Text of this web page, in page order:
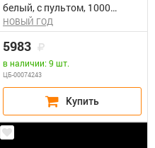
белый, с пультом, 1000
светодиодов, IP44, шнур 5м
прозрачный, ULD-S10000-
1000/DTA/RC Uniel
НОВЫЙ ГОД
5983
в наличии: 9 шт.
ЦБ-00074243